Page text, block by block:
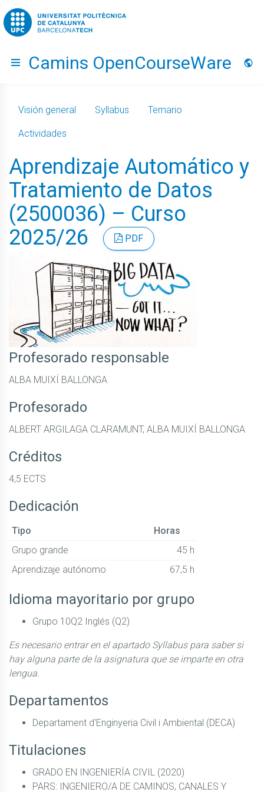
Go to upc.edu
Hide menu
Camins OpenCourseWare
Visión general Syllabus Temario
Actividades
Aprendizaje Automático y
Tratamiento de Datos
(2500036) – Curso
2025/26
PDF
Profesorado responsable
ALBA MUIXÍ BALLONGA
Profesorado
ALBERT ARGILAGA CLARAMUNT, ALBA MUIXÍ BALLONGA
Créditos
4,5 ECTS
Dedicación
Tipo
Horas
Grupo grande
45 h
Aprendizaje autónomo
67,5 h
Idioma mayoritario por grupo
Grupo 10Q2 Inglés (Q2)
Es necesario entrar en el apartado Syllabus para saber si
hay alguna parte de la asignatura que se imparte en otra
lengua.
Departamentos
Departament d'Enginyeria Civil i Ambiental (DECA)
Titulaciones
GRADO EN INGENIERÍA CIVIL (2020)
PARS: INGENIERO/A DE CAMINOS, CANALES Y